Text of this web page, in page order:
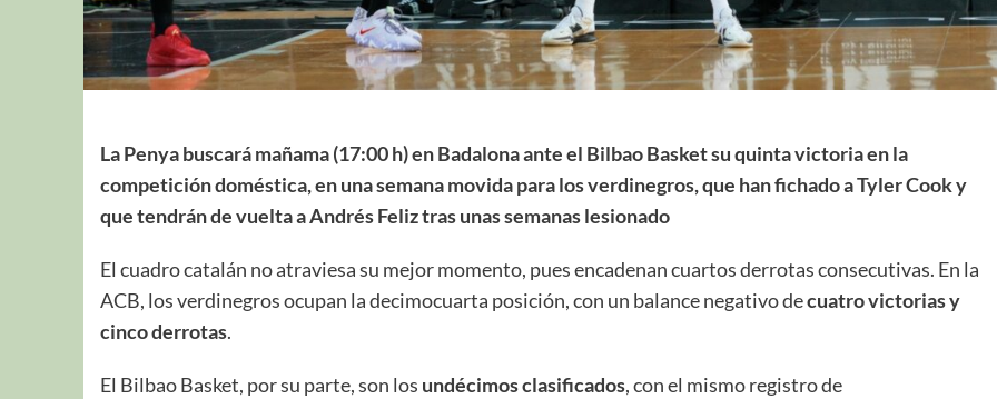
La Penya buscará mañama (17:00 h) en Badalona ante el Bilbao Basket su quinta victoria en la
competición doméstica, en una semana movida para los verdinegros, que han fichado a Tyler Cook y
que tendrán de vuelta a Andrés Feliz tras unas semanas lesionado
El cuadro catalán no atraviesa su mejor momento, pues encadenan cuartos derrotas consecutivas. En la
ACB, los verdinegros ocupan la decimocuarta posición, con un balance negativo decuatro victorias y
cinco derrotas.
El Bilbao Basket, por su parte, son los undécimos clasificados, con el mismo registro de
que el próximo 20 de mayo celebramos nuestro
cuarto cumpleaños. Y todo crecimiento conlleva
sus cambios. Cambio que...